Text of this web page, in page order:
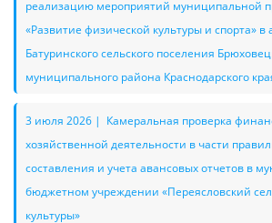
реализацию мероприятий муниципальной
«Развитие физической культуры и спорта»
Батуринского сельского поселения
муниципального района Краснодарского
3 июля 2026 | Камеральная проверка
хозяйственной деятельности в части
составления и учета авансовых отчетов в
бюджетном учреждении «Переясловский
культуры»